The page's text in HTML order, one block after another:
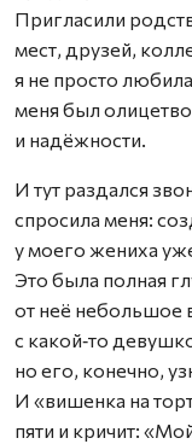
Пригласили
мест, друзей,
я не просто
меня был
и надёжности.
И тут раздался
спросила меня:
у моего жениха
Это была полная
от неё небольшое
с какой‑то
но его, конечно,
И «вишенка на
пяти и кричит: